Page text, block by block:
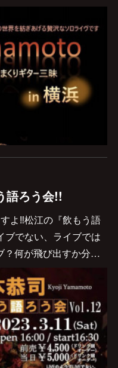
語ろう会!!
よ‼︎松江の『飲もう語
ブでない、ライブでは
？何が飛び出すか分…